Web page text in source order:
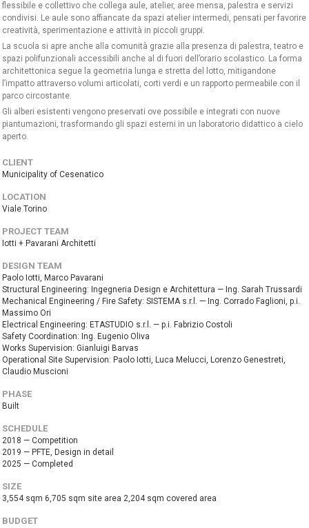
flessibile e collettivo che collega aule, atelier, aree mensa, palestra e servizi
condivisi. Le aule sono affiancate da spazi atelier intermedi, pensati per favorire
creatività, sperimentazione e attività in piccoli gruppi.
La scuola si apre anche alla comunità grazie alla presenza di palestra, teatro e
spazi polifunzionali accessibili anche al di fuori dell’orario scolastico. La forma
architettonica segue la geometria lunga e stretta del lotto, mitigandone
l’impatto attraverso volumi articolati, corti verdi e un rapporto permeabile con il
parco circostante.
Gli alberi esistenti vengono preservati ove possibile e integrati con nuove
piantumazioni, trasformando gli spazi esterni in un laboratorio didattico a cielo
aperto.
CLIENT
Municipality of Cesenatico
LOCATION
Viale Torino
PROJECT TEAM
Iotti + Pavarani Architetti
DESIGN TEAM
Paolo Iotti, Marco Pavarani
Structural Engineering: Ingegneria Design e Architettura — Ing. Sarah Trussardi
Mechanical Engineering / Fire Safety: SISTEMA s.r.l. — Ing. Corrado Faglioni, p.i.
Massimo Ori
Electrical Engineering: ETASTUDIO s.r.l. — p.i. Fabrizio Costoli
Safety Coordination: Ing. Eugenio Oliva
Works Supervision: Gianluigi Barvas
Operational Site Supervision: Paolo Iotti, Luca Melucci, Lorenzo Genestreti,
Claudio Muscioni
PHASE
Built
SCHEDULE
2018 — Competition
2019 — PFTE, Design in detail
2025 — Completed
SIZE
3,554 sqm 6,705 sqm site area 2,204 sqm covered area
BUDGET